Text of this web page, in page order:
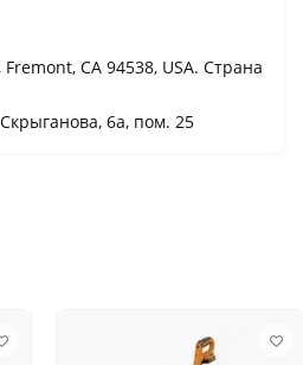
CA 94538, USA. Страна
6а, пом. 25